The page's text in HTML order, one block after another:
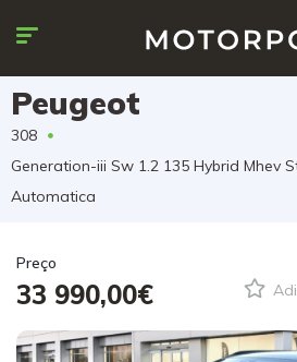
Peugeot
308
Generation-iii Sw 1.2 135 Hybrid Mhev
Automatica
Preço
33 990,00€